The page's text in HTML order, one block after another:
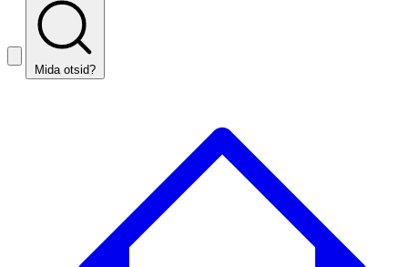
Mida otsid?